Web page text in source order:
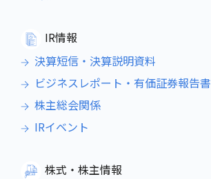
IR情報
決算短信・決算説明資料
ビジネスレポート・有価証券報告書
株主総会関係
IRイベント
株式・株主情報